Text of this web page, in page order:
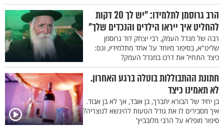
הרב גרוסמן לתלמידו: "יש לך 20 דקות
להחליט איך ייראו הילדים והנכדים שלך"
רבה של מגדל העמק, רבי יצחק דוד גרוסמן
שליט"א, בסיפור מיוחד על אחד מתלמידיו, וגם:
כיצד התחיל את דרכו במגדל העמק?
חתונת ההתבוללות בוטלה ברגע האחרון.
לא תאמינו כיצד
בן יחיד של הבורא יתברך, בן אובד, אך לא בן אבוד.
איך מסבירים לו את גודל הטעות להינשא לנוצריה?
סיפור מופלא על הרבי מלובביץ'